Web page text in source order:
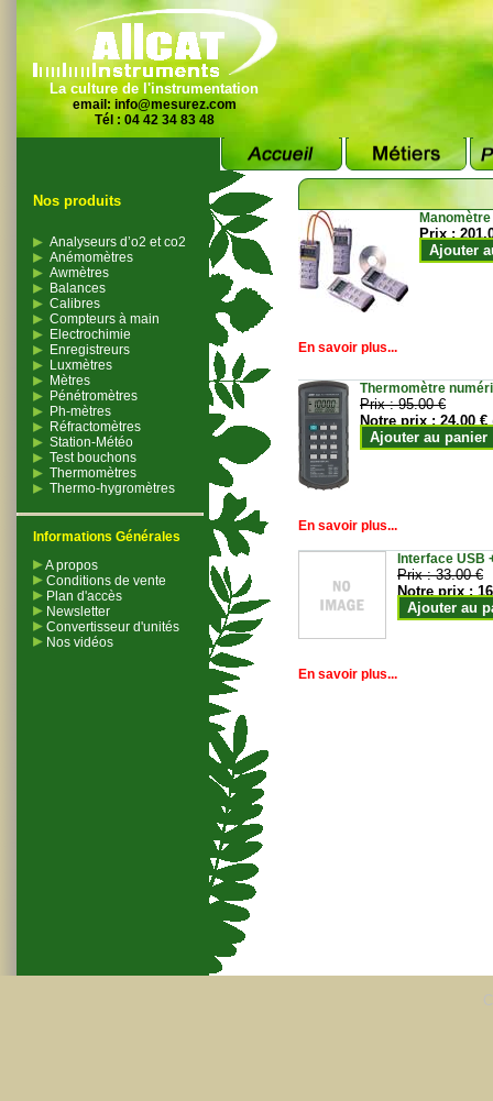
La culture de l'instrumentation
email: info@mesurez.com
Tél : 04 42 34 83 48
Nos produits
Analyseurs d’o2 et co2
Anémomètres
Awmètres
Balances
Calibres
Compteurs à main
Electrochimie
Enregistreurs
Luxmètres
Mètres
Pénétromètres
Ph-mètres
Réfractomètres
Station-Météo
Test bouchons
Thermomètres
Thermo-hygromètres
Informations Générales
A propos
Conditions de vente
Plan d'accès
Newsletter
Convertisseur d'unités
Nos vidéos
Prix :
Ajouter
En savoir plus...
Thermomètre
Prix :95.00 €
Notre prix :24.00 €
Ajouter au panier
En savoir plus...
Interface USB
Prix :33.00 €
Notre prix :
Ajouter au
En savoir plus...